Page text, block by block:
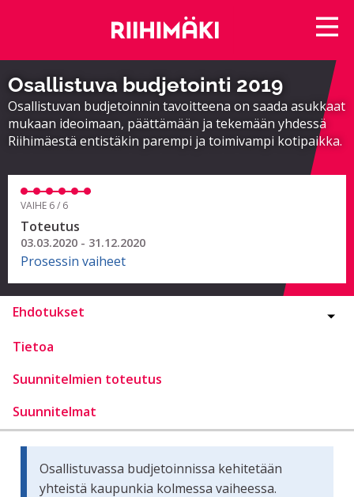
Osallistuva budjetointi 2019
Osallistuvan budjetoinnin tavoitteena on saada asukkaat
mukaan ideoimaan, päättämään ja tekemään yhdessä
Riihimäestä entistäkin parempi ja toimivampi kotipaikka.
VAIHE 6 / 6
Toteutus
03.03.2020 - 31.12.2020
Prosessin vaiheet
Ehdotukset
Tietoa
Suunnitelmien toteutus
Suunnitelmat
Osallistuvassa budjetoinnissa kehitetään
yhteistä kaupunkia kolmessa vaiheessa.